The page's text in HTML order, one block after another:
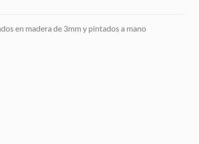
en madera de 3mm y pintados a mano